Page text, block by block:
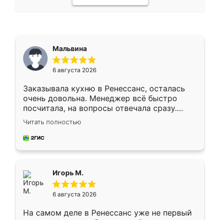
Мальвина
6 августа 2026
Заказывала кухню в Ренессанс, осталась
очень довольна. Менеджер всё быстро
посчитала, на вопросы отвечала сразу.
Замерщик приехал в субботу, подошёл к
делу со всей ответственностью. Собрали
за день, ребята работали аккуратно, даже
Читать полностью
Игорь М.
6 августа 2026
На самом деле в Ренессанс уже не первый